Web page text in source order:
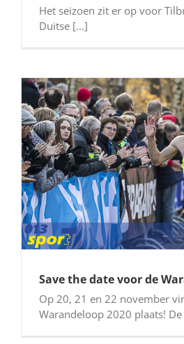
Het seizoen zit er op voor
Duitse [...]
Save the date voor de
Op 20, 21 en 22 november
Warandeloop 2020 plaats! De